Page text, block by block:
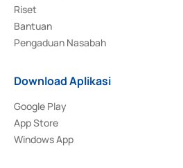
Riset
Bantuan
Pengaduan Nasabah
Download Aplikasi
Google Play
App Store
Windows App